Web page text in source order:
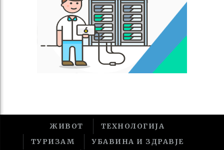
ЖИВОТ
ТЕХНОЛОГИЈА
ТУРИЗАМ
УБАВИНА И ЗДРАВЈЕ